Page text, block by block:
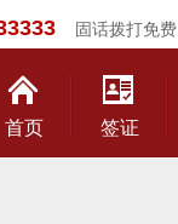
固话拨打免费
首页 签证